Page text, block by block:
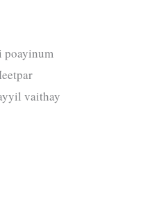
poayinum
vaithay